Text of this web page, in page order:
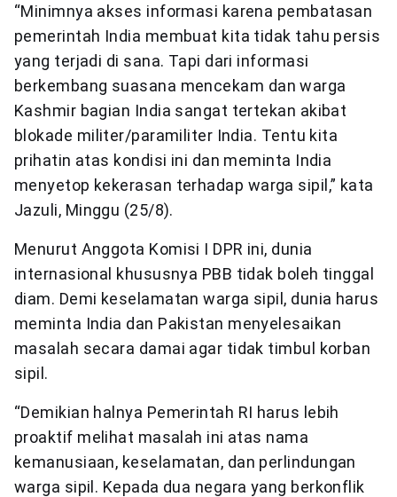
“Minimnya akses informasi karena pembatasan
pemerintah India membuat kita tidak tahu persis
yang terjadi di sana. Tapi dari informasi
berkembang suasana mencekam dan warga
Kashmir bagian India sangat tertekan akibat
blokade militer/paramiliter India. Tentu kita
prihatin atas kondisi ini dan meminta India
menyetop kekerasan terhadap warga sipil,” kata
Jazuli, Minggu (25/8).
Menurut Anggota Komisi I DPR ini, dunia
internasional khususnya PBB tidak boleh tinggal
diam. Demi keselamatan warga sipil, dunia harus
meminta India dan Pakistan menyelesaikan
masalah secara damai agar tidak timbul korban
sipil.
“Demikian halnya Pemerintah RI harus lebih
proaktif melihat masalah ini atas nama
kemanusiaan, keselamatan, dan perlindungan
warga sipil. Kepada dua negara yang berkonflik